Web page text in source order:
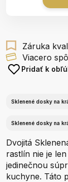
Záruka
Viacero
Pridať k
Sklenené dosky na
Sklenené dosky na
Dvojitá
rastlín nie je
jedinečnou
kuchyne. Táto